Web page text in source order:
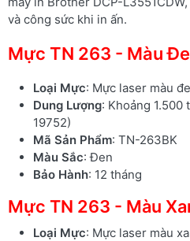
và công sức khi in ấn.
Mực TN 263 - Màu
Loại Mực: Mực laser màu
Dung Lượng: Khoảng 1.500
19752)
Mã Sản Phẩm: TN-263BK
Màu Sắc: Đen
Bảo Hành: 12 tháng
Mực TN 263 - Màu
Loại Mực: Mực laser màu